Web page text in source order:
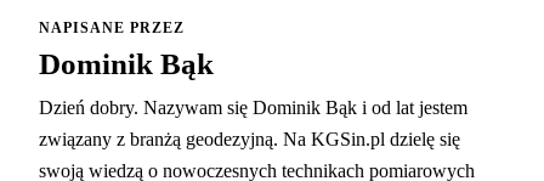
NAPISANE PRZEZ
Dominik Bąk
Dzień dobry. Nazywam się Dominik Bąk i od lat jestem
związany z branżą geodezyjną. Na KGSin.pl dzielę się
swoją wiedzą o nowoczesnych technikach pomiarowych